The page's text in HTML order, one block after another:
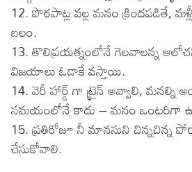
12. పొరపాట్ల వల్ల మనం క్రిందపడితే,
బలం.
13. తొలిప్రయత్నంలోనే గెలవాలన్న
విజయాలు ఓడాకే వస్తాయి.
14. వెరీ హార్డ్ గా ట్రైన్ అవ్వాలి, మనల్ని
సమయంలోనే కాదు – మనం ఒంటరిగా
15. ప్రతిరోజూ నీ మానసుని చిన్నచిన్న
చేసుకోవాలి.